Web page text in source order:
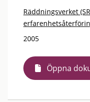
Räddningsverket
2005
Öppna